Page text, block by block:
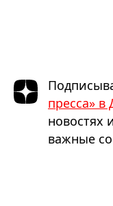
пресса» в
новостях
важные